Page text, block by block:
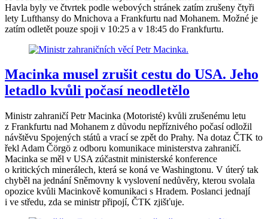
Havla byly ve čtvrtek podle webových stránek zatím zrušeny čtyři
lety Lufthansy do Mnichova a Frankfurtu nad Mohanem. Možné je
zatím odletět pouze spoji v 10:25 a v 18:45 do Frankfurtu.
Macinka musel zrušit cestu do USA. Jeho
letadlo kvůli počasí neodletělo
Ministr zahraničí Petr Macinka (Motoristé) kvůli zrušenému letu
z Frankfurtu nad Mohanem z důvodu nepříznivého počasí odložil
návštěvu Spojených států a vrací se zpět do Prahy. Na dotaz ČTK to
řekl Adam Čörgö z odboru komunikace ministerstva zahraničí.
Macinka se měl v USA zúčastnit ministerské konference
o kritických minerálech, která se koná ve Washingtonu. V úterý tak
chyběl na jednání Sněmovny k vyslovení nedůvěry, kterou svolala
opozice kvůli Macinkově komunikaci s Hradem. Poslanci jednají
i ve středu, zda se ministr připojí, ČTK zjišťuje.